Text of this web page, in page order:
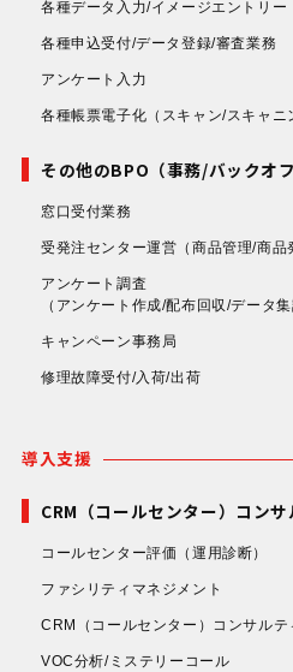
各種データ入力/イメージエントリー
各種申込受付/データ登録/審査業務
アンケート入力
各種帳票電子化 （スキャン/スキャニ
その他のBPO（事務/バックオフ
窓口受付業務
受発注センター運営 （商品管理/商品
アンケート調査
（アンケート作成/配布回収/データ
キャンペーン事務局
修理故障受付/入荷/出荷
導入支援
CRM（コールセンター）コン
コールセンター評価 （運用診断）
ファシリティマネジメント
CRM（コールセンター）コンサルテ
VOC分析/ミステリーコール